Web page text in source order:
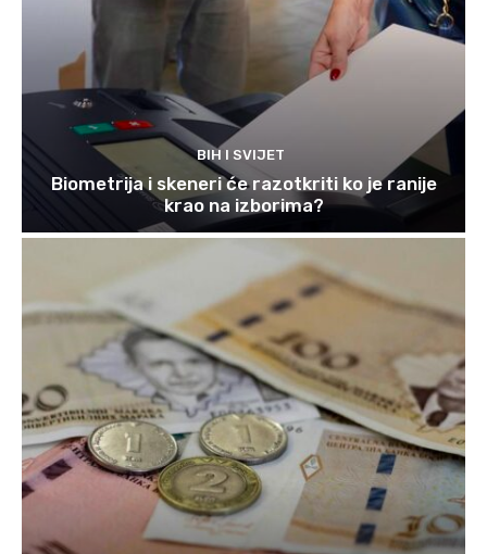
BIH I SVIJET
Biometrija i skeneri će razotkriti ko je ranije
krao na izborima?